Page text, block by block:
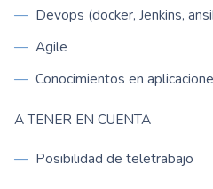
Devops (docker, Jenkins,
Agile
Conocimientos en
A TENER EN CUENTA
Posibilidad de teletrabajo